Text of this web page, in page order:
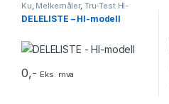
Ku, Melkemåler, Tru-Test HI-
modell
DELELISTE – HI-modell
0,- Eks. mva